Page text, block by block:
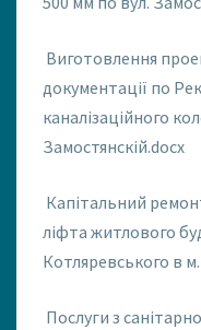
Виготовлення
документації по
каналізаційного
Замостянскій.docx
Капітальний
ліфта житлового
Котляревського в
Послуги з